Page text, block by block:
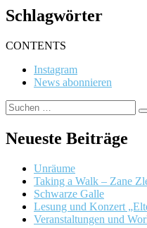
Schlagwörter
CONTENTS
Instagram
News abonnieren
Suchen
nach:
Neueste Beiträge
Unräume
Taking a Walk – Zane
Schwarze Galle
Lesung und Konzert
Veranstaltungen und